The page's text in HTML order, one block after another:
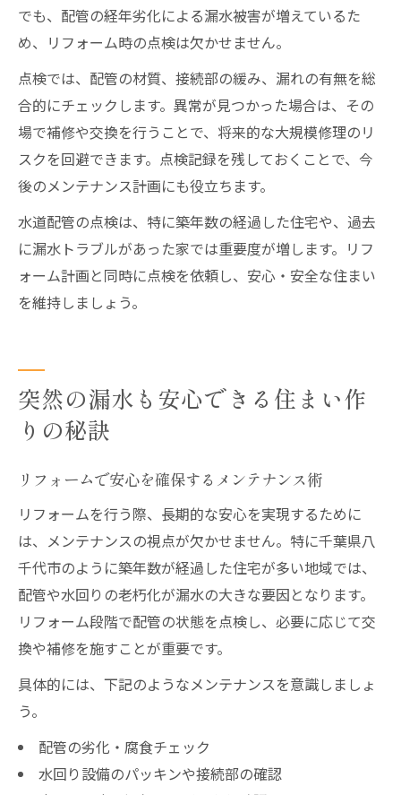
でも、配管の経年劣化による漏水被害が増えているた
め、リフォーム時の点検は欠かせません。
点検では、配管の材質、接続部の緩み、漏れの有無を総
合的にチェックします。異常が見つかった場合は、その
場で補修や交換を行うことで、将来的な大規模修理のリ
スクを回避できます。点検記録を残しておくことで、今
後のメンテナンス計画にも役立ちます。
水道配管の点検は、特に築年数の経過した住宅や、過去
に漏水トラブルがあった家では重要度が増します。リフ
ォーム計画と同時に点検を依頼し、安心・安全な住まい
を維持しましょう。
突然の漏水も安心できる住まい作
りの秘訣
リフォームで安心を確保するメンテナンス術
リフォームを行う際、長期的な安心を実現するために
は、メンテナンスの視点が欠かせません。特に千葉県八
千代市のように築年数が経過した住宅が多い地域では、
配管や水回りの老朽化が漏水の大きな要因となります。
リフォーム段階で配管の状態を点検し、必要に応じて交
換や補修を施すことが重要です。
具体的には、下記のようなメンテナンスを意識しましょ
う。
配管の劣化・腐食チェック
水回り設備のパッキンや接続部の確認